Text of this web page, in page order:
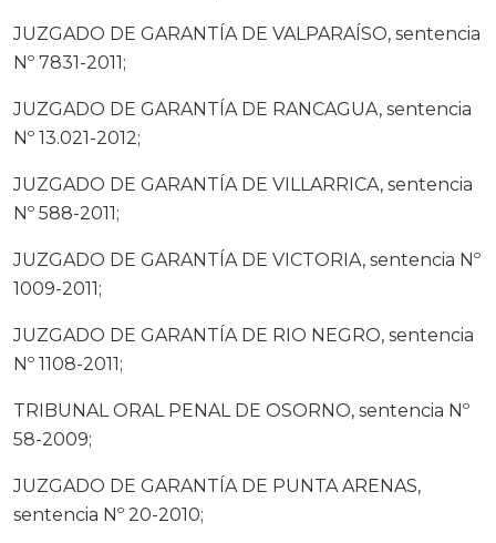
JUZGADO DE GARANTÍA DE VALPARAÍSO, sentencia
Nº 7831-2011;
JUZGADO DE GARANTÍA DE RANCAGUA, sentencia
Nº 13.021-2012;
JUZGADO DE GARANTÍA DE VILLARRICA, sentencia
Nº 588-2011;
JUZGADO DE GARANTÍA DE VICTORIA, sentencia Nº
1009-2011;
JUZGADO DE GARANTÍA DE RIO NEGRO, sentencia
Nº 1108-2011;
TRIBUNAL ORAL PENAL DE OSORNO, sentencia Nº
58-2009;
JUZGADO DE GARANTÍA DE PUNTA ARENAS,
sentencia Nº 20-2010;